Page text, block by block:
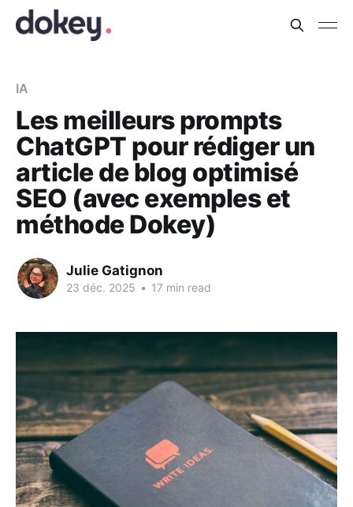
IA
Les meilleurs prompts
ChatGPT pour rédiger un
article de blog optimisé
SEO (avec exemples et
méthode Dokey)
Julie Gatignon
23 déc. 2025 • 17 min read